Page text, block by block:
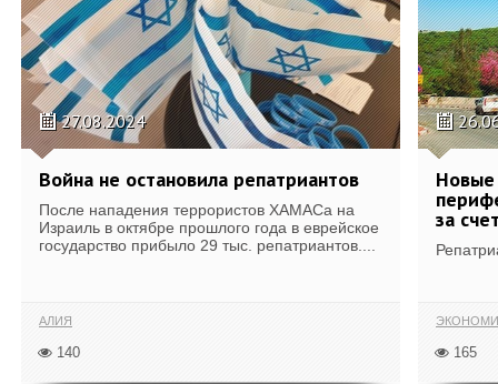
27.08.2024
Война не остановила репатриантов
После нападения террористов ХАМАСа на
Израиль в октябре прошлого года в еврейское
государство прибыло 29 тыс. репатриантов....
АЛИЯ
140
Новые
за
165